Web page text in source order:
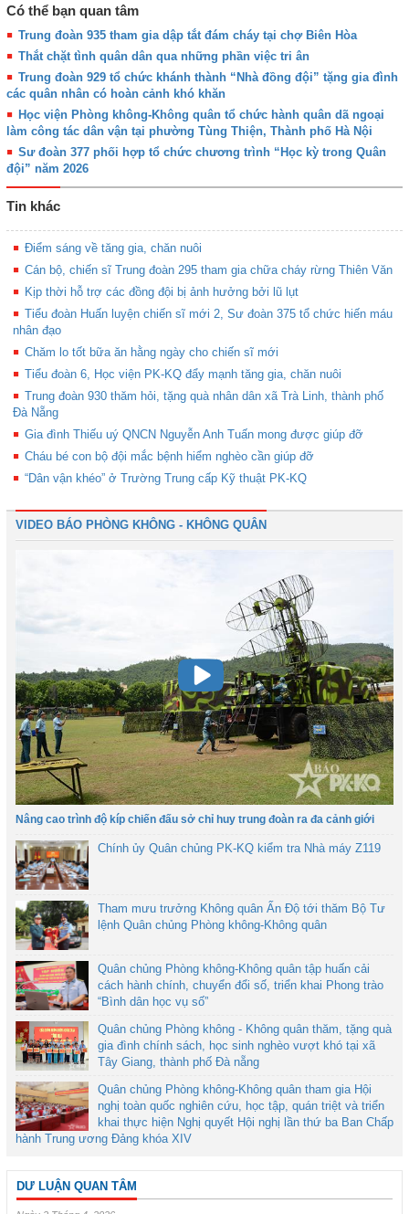
Có thể bạn quan tâm
Trung đoàn 935 tham gia dập tắt đám cháy tại chợ Biên Hòa
Thắt chặt tình quân dân qua những phần việc tri ân
Trung đoàn 929 tổ chức khánh thành “Nhà đồng đội” tặng gia đình
các quân nhân có hoàn cảnh khó khăn
Học viện Phòng không-Không quân tổ chức hành quân dã ngoại
làm công tác dân vận tại phường Tùng Thiện, Thành phố Hà Nội
Sư đoàn 377 phối hợp tổ chức chương trình “Học kỳ trong Quân
đội” năm 2026
Tin khác
Điểm sáng về tăng gia, chăn nuôi
Cán bộ, chiến sĩ Trung đoàn 295 tham gia chữa cháy rừng Thiên Văn
Kịp thời hỗ trợ các đồng đội bị ảnh hưởng bởi lũ lụt
Tiểu đoàn Huấn luyện chiến sĩ mới 2, Sư đoàn 375 tổ chức hiến máu
nhân đạo
Chăm lo tốt bữa ăn hằng ngày cho chiến sĩ mới
Tiểu đoàn 6, Học viện PK-KQ đẩy mạnh tăng gia, chăn nuôi
Trung đoàn 930 thăm hỏi, tặng quà nhân dân xã Trà Linh, thành phố
Đà Nẵng
Gia đình Thiếu uý QNCN Nguyễn Anh Tuấn mong được giúp đỡ
Cháu bé con bộ đội mắc bệnh hiểm nghèo cần giúp đỡ
“Dân vận khéo” ở Trường Trung cấp Kỹ thuật PK-KQ
VIDEO BÁO PHÒNG KHÔNG - KHÔNG QUÂN
Nâng cao trình độ kíp chiến đấu sở chỉ huy trung đoàn ra đa cảnh giới
Chính ủy Quân chủng PK-KQ kiểm tra Nhà máy Z119
Tham mưu trưởng Không quân Ấn Độ tới thăm Bộ Tư
lệnh Quân chủng Phòng không-Không quân
Quân chủng Phòng không-Không quân tập huấn cải
cách hành chính, chuyển đổi số, triển khai Phong trào
“Bình dân học vụ số”
Quân chủng Phòng không - Không quân thăm, tặng quà
gia đình chính sách, học sinh nghèo vượt khó tại xã
Tây Giang, thành phố Đà nẵng
Quân chủng Phòng không-Không quân tham gia Hội
nghị toàn quốc nghiên cứu, học tập, quán triệt và triển
khai thực hiện Nghị quyết Hội nghị lần thứ ba Ban Chấp
hành Trung ương Đảng khóa XIV
DƯ LUẬN QUAN TÂM